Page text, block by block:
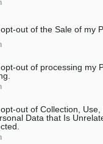
out of the Sale of my
out of processing my
out of Collection,
Data that Is
αναζήτησης
μας στο Google News ★ ↗